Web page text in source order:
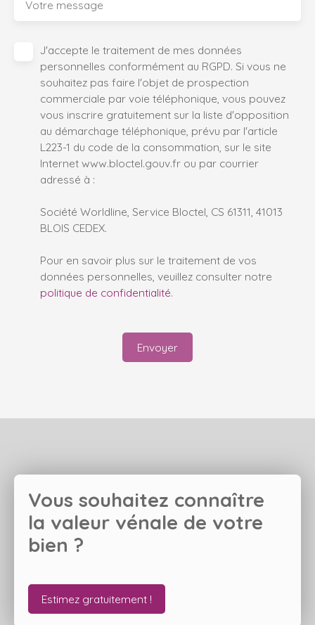
Votre message
J'accepte le traitement de mes données
personnelles conformément au RGPD. Si vous ne
souhaitez pas faire l'objet de prospection
commerciale par voie téléphonique, vous pouvez
vous inscrire gratuitement sur la liste d'opposition
au démarchage téléphonique, prévu par l'article
L223-1 du code de la consommation, sur le site
Internet www.bloctel.gouv.fr ou par courrier
adressé à :
Société Worldline, Service Bloctel, CS 61311, 41013
BLOIS CEDEX.
Pour en savoir plus sur le traitement de vos
données personnelles, veuillez consulter notre
politique de confidentialité.
Envoyer
Vous souhaitez connaître
la valeur vénale de votre
bien ?
Estimez gratuitement !